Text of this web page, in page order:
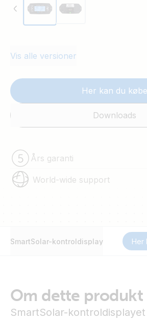
Vis alle versioner
Her kan du købe
Downloads
Års garanti
World-wide support
SmartSolar-kontroldisplay Her
Om dette produkt
SmartSolar-